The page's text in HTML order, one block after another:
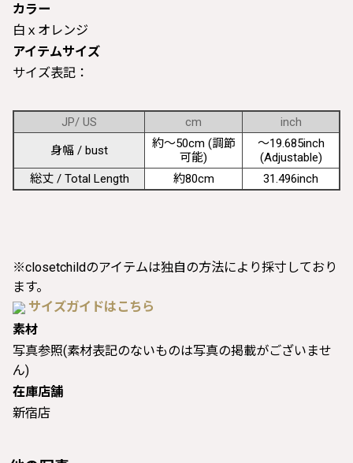
カラー
白ｘオレンジ
アイテムサイズ
サイズ表記：
JP/ US cm
inch
身幅 / bust
約〜50cm (調節
可能)
〜19.685inch
(Adjustable)
総丈 / Total Length
約80cm 31.496inch
※closetchildのアイテムは独自の方法により採寸しており
ます。
サイズガイドはこちら
素材
写真参照(素材表記のないものは写真の掲載がございませ
ん)
在庫店舗
新宿店